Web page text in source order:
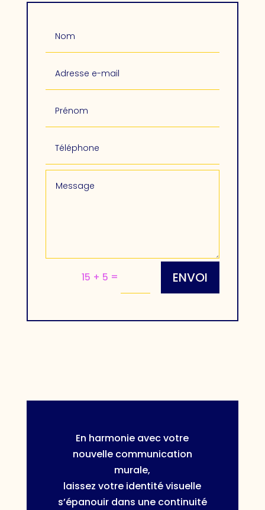
15 + 5 = ENVOI
En harmonie avec votre
nouvelle communication
murale,
laissez votre identité visuelle
s’épanouir dans une continuité